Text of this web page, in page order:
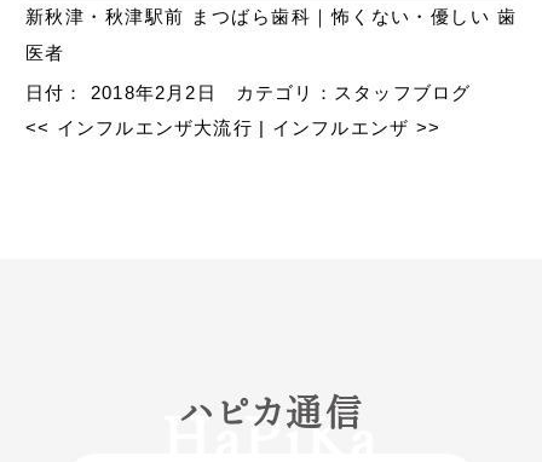
新秋津・秋津駅前 まつばら歯科｜怖くない・優しい 歯
医者
日付： 2018年2月2日 カテゴリ： スタッフブログ
<< インフルエンザ大流行 | インフルエンザ >>
ハピカ通信